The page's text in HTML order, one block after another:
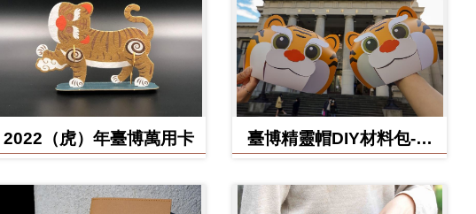
2022（虎）年臺博萬用卡
臺博精靈帽DIY材料包-虎